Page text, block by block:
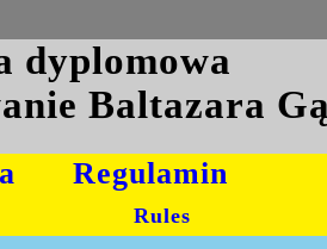
dyplomowa
Baltazara
Regulamin
Rules